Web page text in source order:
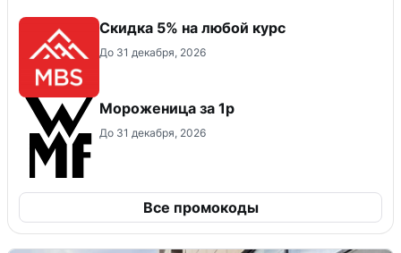
Скидка 5% на любой курс
До 31 декабря, 2026
Мороженица за 1р
До 31 декабря, 2026
Все промокоды